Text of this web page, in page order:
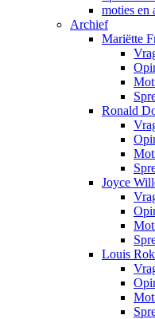
moties en
Archief
Mariëtte
Ronald
Joyce
Louis